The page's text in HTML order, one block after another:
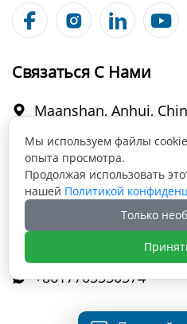
   
Связаться С Нами
 Maanshan, Anhui,
 info@fabmax.cn
+86 177 0555 0574
 +8617705550574
Мы используем файлы
опыта просмотра.
Продолжая использовать
нашей Политикой
Только